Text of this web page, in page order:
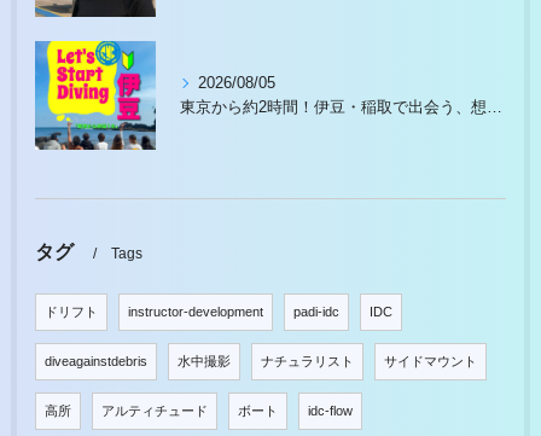
2026/08/05
タグ Tags
ドリフト instructor-development padi-idc IDC
diveagainstdebris 水中撮影 ナチュラリスト サイドマウント
高所 アルティチュード ボート idc-flow